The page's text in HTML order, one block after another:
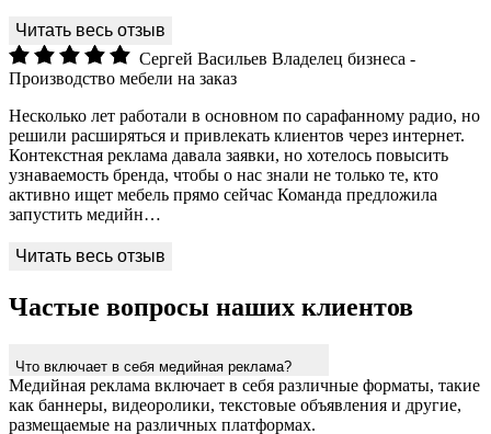
Сергей Васильев Владелец бизнеса -
Производство мебели на заказ
Несколько лет работали в основном по сарафанному радио, но
решили расширяться и привлекать клиентов через интернет.
Контекстная реклама давала заявки, но хотелось повысить
узнаваемость бренда, чтобы о нас знали не только те, кто
активно ищет мебель прямо сейчас Команда предложила
запустить медийн…
Частые вопросы наших клиентов
Что включает в себя медийная реклама?
Медийная реклама включает в себя различные форматы, такие
как баннеры, видеоролики, текстовые объявления и другие,
размещаемые на различных платформах.